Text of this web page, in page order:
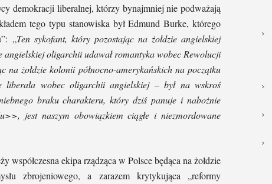
demokracji liberalnej, którzy bynajmniej nie podważają
tego typu stanowiska był Edmund Burke, którego
„Ten sykofant, który pozostając na żołdzie angielskiej
angielskiej oligarchii udawał romantyka wobec Rewolucji
na żołdzie kolonii północno-amerykańskich na początku
liberała wobec oligarchii angielskiej – był na wskroś
braku charakteru, który dziś panuje i nabożnie
jest naszym obowiązkiem ciągłe i niezmordowane
współczesna ekipa rządząca w Polsce będąca na żołdzie
zbrojeniowego, a zarazem krytykująca „reformy